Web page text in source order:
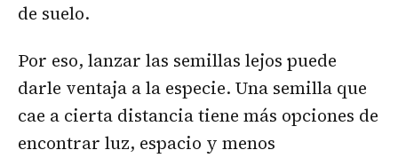
de suelo.
Por eso, lanzar las semillas lejos puede
darle ventaja a la especie. Una semilla que
cae a cierta distancia tiene más opciones de
encontrar luz, espacio y menos